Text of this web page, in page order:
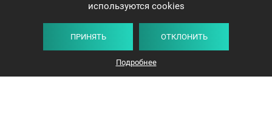
используются cookies
ПРИНЯТЬ ОТКЛОНИТЬ
Подробнее